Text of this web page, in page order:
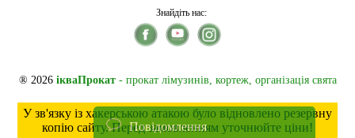
Знайдіть нас:
® 2026 ікваПрокат- прокат лімузинів, кортеж, організація свята
У зв'язку із хакерською атакою було відновлено резервну
копію сайту. Перед замовленням уточнюйте ціни!
Повідомлення